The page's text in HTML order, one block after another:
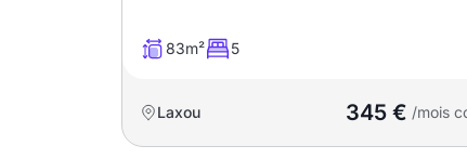
83m² 5
Laxou 345 € /mois